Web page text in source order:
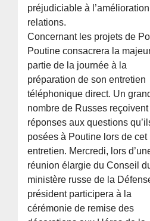
préjudiciable à
relations.
Concernant les projets de
Poutine consacrera la
partie de la journée à la
préparation de son entretien
téléphonique direct. Un
nombre de Russes
réponses aux questions
posées à Poutine lors de cet
entretien. Mercredi, lors
réunion élargie du Conseil
ministère russe de la
président participera à la
cérémonie de remise des